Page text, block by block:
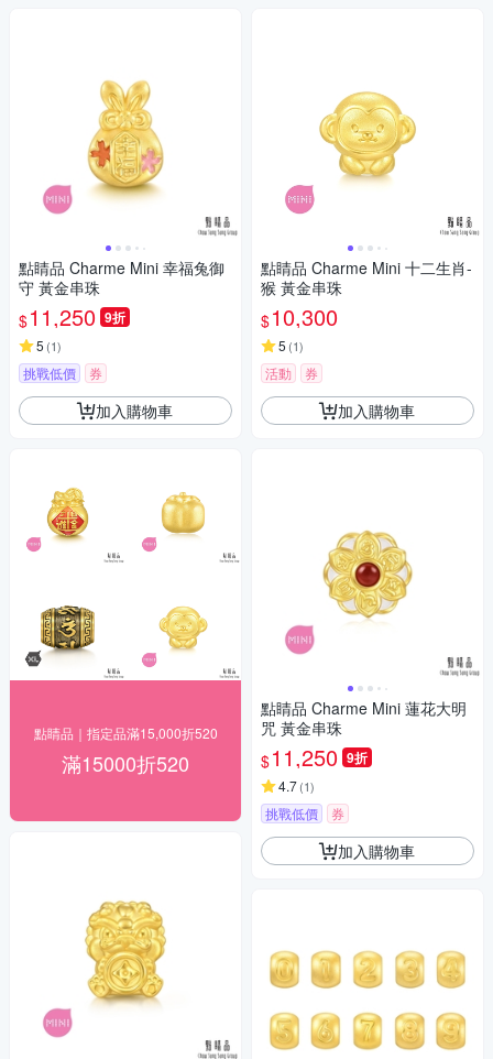
點睛品 Charme Mini 幸福兔御
守 黃金串珠
$11,250 9折
5 (1)
挑戰低價 券
加入購物車
點睛品｜指定品滿15,000折520
滿15000折520
點睛品 Charme Mini 十二生肖-
猴 黃金串珠
$10,300
5 (1)
活動 券
加入購物車
點睛品 Charme Mini 蓮花大明
咒 黃金串珠
$11,250 9折
4.7(1)
挑戰低價 券
加入購物車